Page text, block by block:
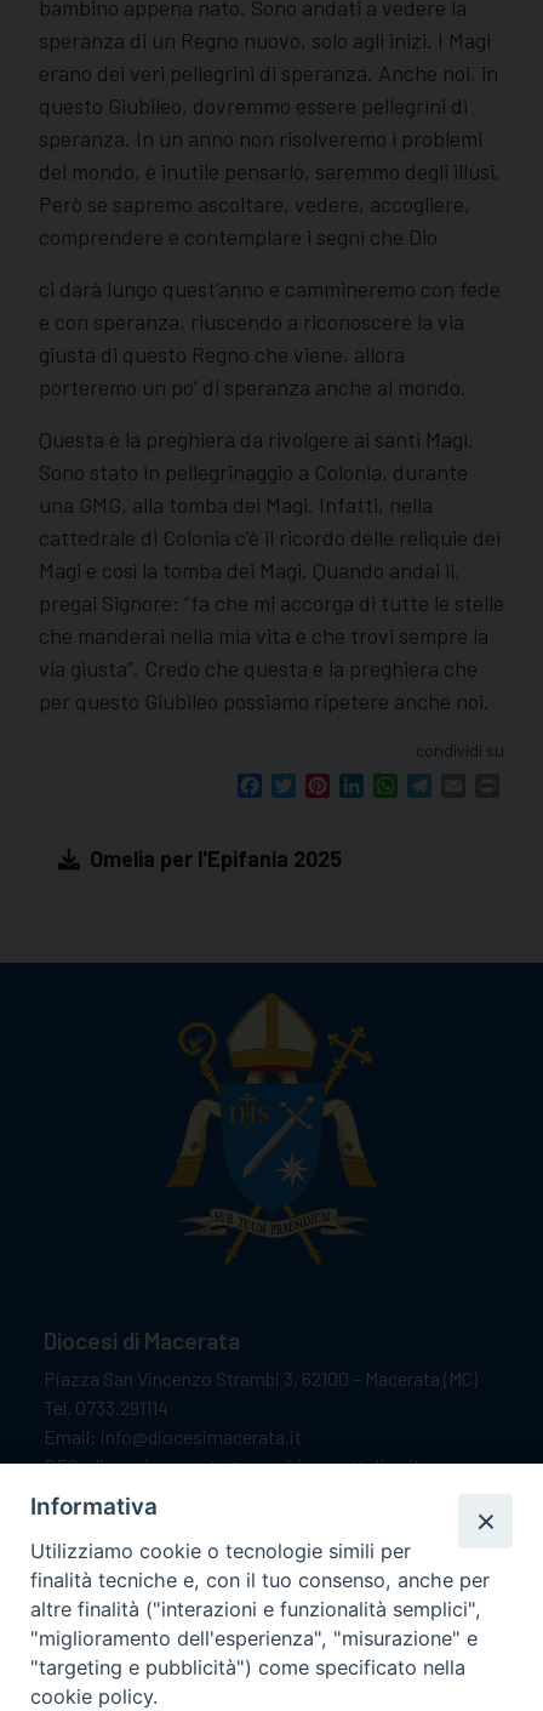
bambino appena nato. Sono andati a vedere la
speranza di un Regno nuovo, solo agli inizi. I Magi
erano dei veri pellegrini di speranza. Anche noi, in
questo Giubileo, dovremmo essere pellegrini di
speranza. In un anno non risolveremo i problemi
del mondo, è inutile pensarlo, saremmo degli illusi.
Però se sapremo ascoltare, vedere, accogliere,
comprendere e contemplare i segni che Dio
ci darà lungo quest’anno e cammineremo con fede
e con speranza, riuscendo a riconoscere la via
giusta di questo Regno che viene, allora
porteremo un po’ di speranza anche al mondo.
Questa è la preghiera da rivolgere ai santi Magi.
Sono stato in pellegrinaggio a Colonia, durante
una GMG, alla tomba dei Magi. Infatti, nella
cattedrale di Colonia c’è il ricordo delle reliquie dei
Magi e così la tomba dei Magi. Quando andai li,
pregai Signore: “fa che mi accorga di tutte le stelle
che manderai nella mia vita e che trovi sempre la
via giusta”. Credo che questa è la preghiera che
per questo Giubileo possiamo ripetere anche noi.
condividi su
FacebookTwitterPinterestLinkedInWhatsApp
Omelia per l'Epifania 2025
Diocesi di Macerata
Piazza San Vincenzo Strambi 3, 62100 – Macerata (MC)
Tel. 0733.291114
Email: info@diocesimacerata.it
PEC: diocesimacerata@pec.chiesacattolica.it
Comunicazioni urgenti WhatsApp:
Orari di apertura
Dal lunedì al sabato dalle 9.30 alle 12.00.
Il pomeriggio solo su appuntamento.
Informativa
Utilizziamo cookie o tecnologie simili per
finalità tecniche e, con il tuo consenso, anche per
altre finalità ("interazioni e funzionalità semplici",
"miglioramento dell'esperienza", "misurazione" e
"targeting e pubblicità") come specificato nella
cookie policy.